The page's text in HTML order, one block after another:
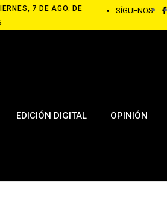
7 DE AGO. DE
SÍGUENOS:
EDICIÓN DIGITAL OPINIÓN